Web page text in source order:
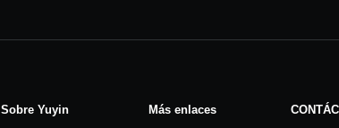
Sobre Yuyin Más enlaces